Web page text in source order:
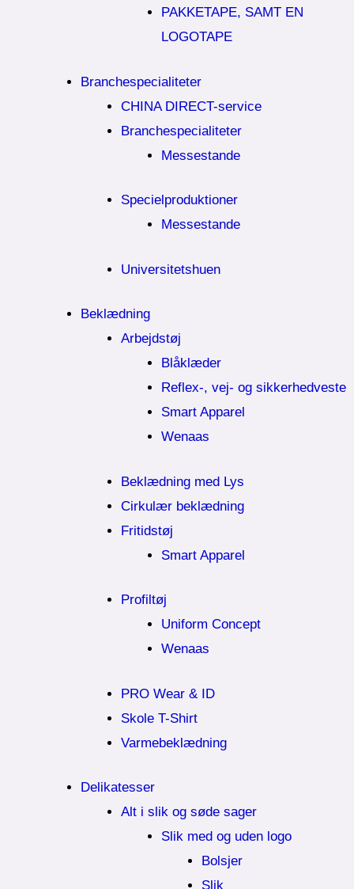
PAKKETAPE, SAMT EN
LOGOTAPE
Branchespecialiteter
CHINA DIRECT-service
Branchespecialiteter
Messestande
Specielproduktioner
Messestande
Universitetshuen
Beklædning
Arbejdstøj
Blåklæder
Reflex-, vej- og sikkerhedveste
Smart Apparel
Wenaas
Beklædning med Lys
Cirkulær beklædning
Fritidstøj
Smart Apparel
Profiltøj
Uniform Concept
Wenaas
PRO Wear & ID
Skole T-Shirt
Varmebeklædning
Delikatesser
Alt i slik og søde sager
Slik med og uden logo
Bolsjer
Slik